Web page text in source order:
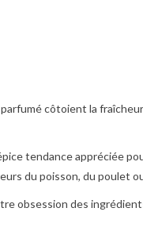
côtoient la
tendance appréciée
du poisson, du poulet
obsession des